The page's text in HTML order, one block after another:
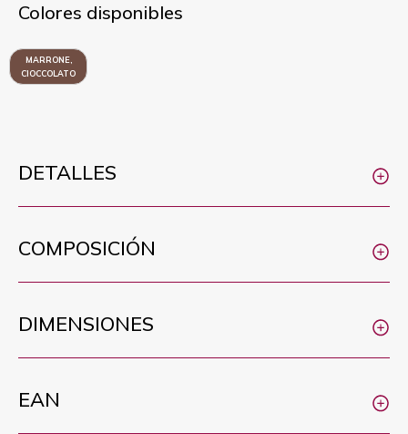
Colores disponibles
MARRONE,
CIOCCOLATO
DETALLES
COMPOSICIÓN
DIMENSIONES
EAN